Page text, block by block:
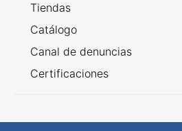
Tiendas
Catálogo
Canal de denuncias
Certificaciones